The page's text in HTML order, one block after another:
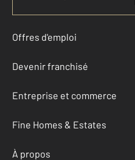
Offres d'emploi
Devenir franchisé
Entreprise et commerce
Fine Homes & Estates
À propos